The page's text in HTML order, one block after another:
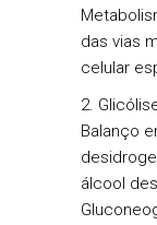
das vias
celular
2.
Balanço
álcool